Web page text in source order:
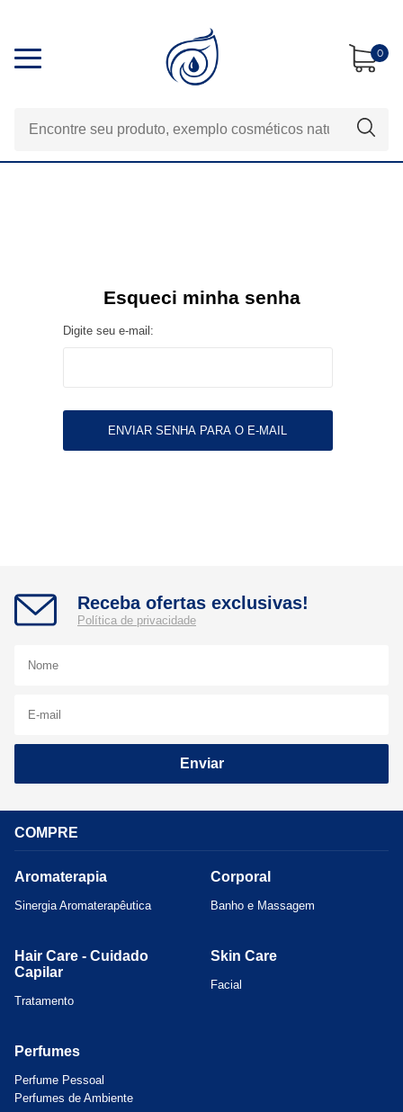
0
Esqueci minha senha
Digite seu e-mail:
Receba ofertas exclusivas!
Política de privacidade
Enviar
COMPRE
Aromaterapia
Sinergia Aromaterapêutica
Corporal
Banho e Massagem
Hair Care - Cuidado
Capilar
Tratamento
Skin Care
Facial
Perfumes
Perfume Pessoal
Perfumes de Ambiente